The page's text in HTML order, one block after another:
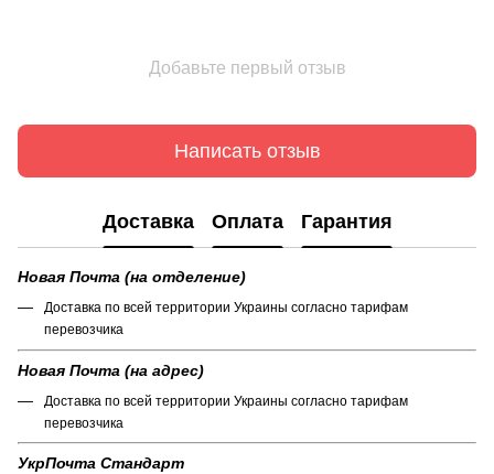
Добавьте первый отзыв
Написать отзыв
Доставка Оплата Гарантия
Новая Почта (на отделение)
Доставка по всей территории Украины согласно тарифам
перевозчика
Новая Почта (на адрес)
Доставка по всей территории Украины согласно тарифам
перевозчика
УкрПочта Стандарт